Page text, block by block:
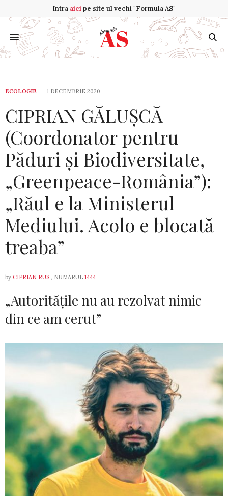
Intra aicipe site ul vechi "Formula AS"
ECOLOGIE 1 DECEMBRIE 2020
CIPRIAN GĂLUȘCĂ
(Coordonator pentru
Păduri și Biodiversitate,
„Greenpeace-România”):
„Răul e la Ministerul
Mediului. Acolo e blocată
treaba”
by CIPRIAN RUS , NUMĂRUL 1444
„Autoritățile nu au rezolvat nimic
din ce am cerut”